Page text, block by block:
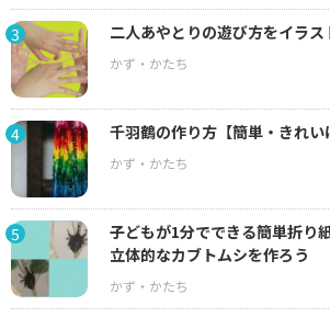
3 二人あやとりの遊び方をイラス
4 千羽鶴の作り方【簡単・きれい
5
子どもが1分でできる簡単折り
立体的なカブトムシを作ろう